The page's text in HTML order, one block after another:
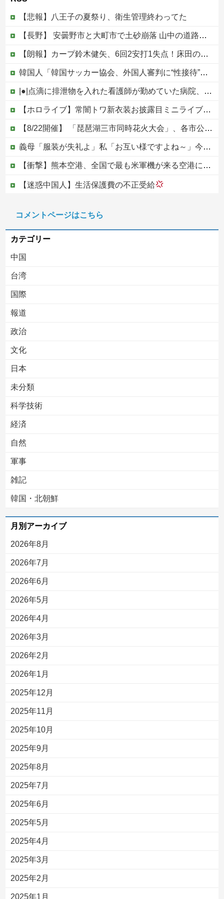
【悲報】八王子の夏祭り、衛生管理終わってた
【長野】 安曇野市と大町市で土砂崩落 山中の道路が寸断 宿泊客や登山客など計400人近くが孤立か 土石流で橋が流されたとの情報も
【朗報】カープ鈴木健矢、6回2安打1失点！床田の代役先発で快投し鯉党に絶賛される！
韓国人「韓国サッカー協会、外国人審判に“性接待”報道・・・」→「2002年の審判買収が事実だったのか？」「日本人が言ってたこと正しかったね・・・...
|●|点滴に排泄物を入れた看護師が勤めていた病院、新病棟を建てたばかりなのに近隣住民の総スカンを食らった結果……
【ホロライブ】常闇トワ新衣装お披露目ミニライブ！お笑い芸人みたいなリアクションをするトワ様他
【8/22開催】 「琵琶湖三市同時花火大会」、各市公式「そんな花火大会は存在しない」→ 高価チケットを購入した人達がSNS阿鼻叫喚
義母「服装が失礼よ」私「お互い様ですよね～」今までイビられ続けてきた私が義姉の披露宴で大暴れｗｗ義親族に「ひっぱたきますよ」と釘を刺したったｗｗｗ
【衝撃】熊本空港、全国で最も米軍機が来る空港になっていた
【迷惑中国人】生活保護費の不正受給
【動画】ホリエモン、移民受け入れ反対派の若者にブチギレ→スタジオ誰も反論できず沈黙w
コメントページはこちら
カテゴリー
中国
台湾
国際
報道
政治
文化
日本
未分類
科学技術
経済
自然
軍事
雑記
韓国・北朝鮮
月別アーカイブ
2026年8月
2026年7月
2026年6月
2026年5月
2026年4月
2026年3月
2026年2月
2026年1月
2025年12月
2025年11月
2025年10月
2025年9月
2025年8月
2025年7月
2025年6月
2025年5月
2025年4月
2025年3月
2025年2月
2025年1月